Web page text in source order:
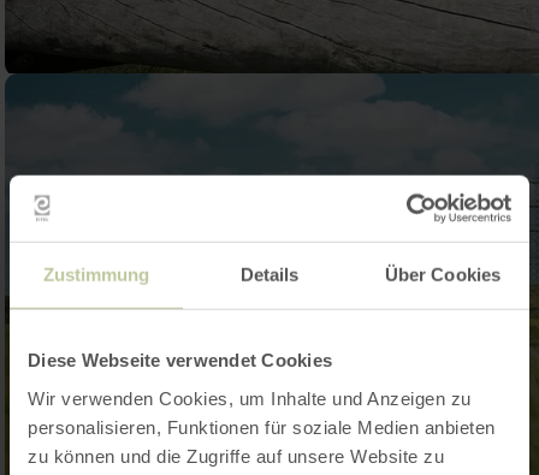
Zustimmung Details Über Cookies
Diese Webseite verwendet Cookies
Wir verwenden Cookies, um Inhalte und Anzeigen zu
personalisieren, Funktionen für soziale Medien anbieten
zu können und die Zugriffe auf unsere Website zu